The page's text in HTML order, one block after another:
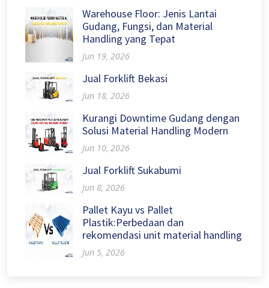
Warehouse Floor: Jenis Lantai
Gudang, Fungsi, dan Material
Handling yang Tepat
Jun 19, 2026
Jual Forklift Bekasi
Jun 18, 2026
Kurangi Downtime Gudang dengan
Solusi Material Handling Modern
Jun 10, 2026
Jual Forklift Sukabumi
Jun 8, 2026
Pallet Kayu vs Pallet
Plastik:Perbedaan dan
rekomendasi unit material handling
Jun 5, 2026